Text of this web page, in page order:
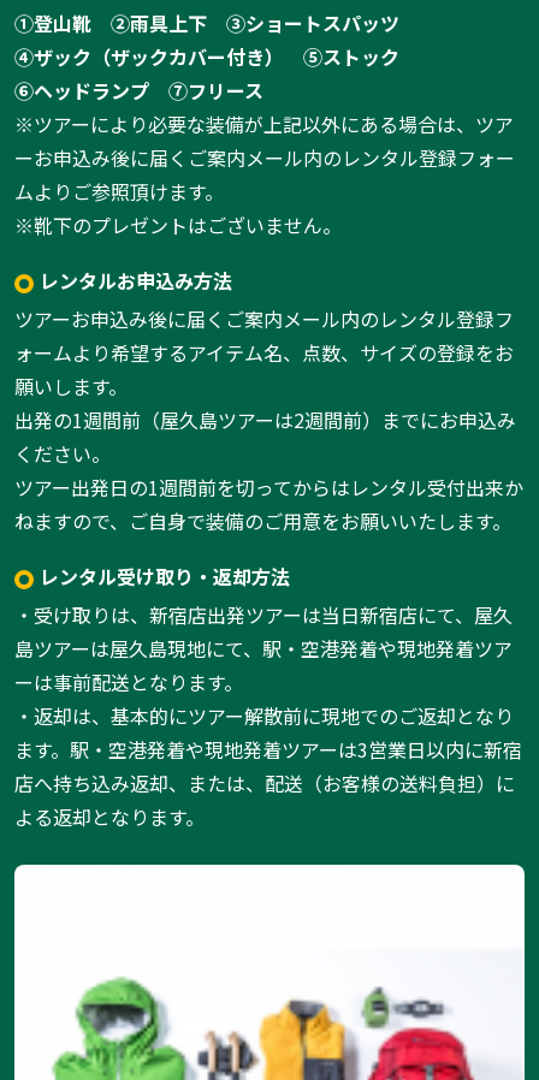
①登山靴 ②雨具上下
③ショートスパッツ
④ザック（ザックカバー付き）
⑤ストック
⑥ヘッドランプ
⑦フリース
※ツアーにより必要な装備が上記以外にある場合は、ツア
ーお申込み後に届くご案内メール内のレンタル登録フォー
ムよりご参照頂けます。
※靴下のプレゼントはございません。
レンタルお申込み方法
ツアーお申込み後に届くご案内メール内のレンタル登録フ
ォームより希望するアイテム名、点数、サイズの登録をお
願いします。
出発の1週間前（屋久島ツアーは2週間前）までにお申込み
ください。
ツアー出発日の1週間前を切ってからはレンタル受付出来か
ねますので、ご自身で装備のご用意をお願いいたします。
レンタル受け取り・返却方法
・受け取りは、新宿店出発ツアーは当日新宿店にて、屋久
島ツアーは屋久島現地にて、駅・空港発着や現地発着ツア
ーは事前配送となります。
・返却は、基本的にツアー解散前に現地でのご返却となり
ます。駅・空港発着や現地発着ツアーは3営業日以内に新宿
店へ持ち込み返却、または、配送（お客様の送料負担）に
よる返却となります。